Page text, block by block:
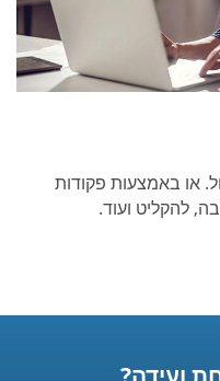
או באמצעות פקודות
להקליט ועוד.